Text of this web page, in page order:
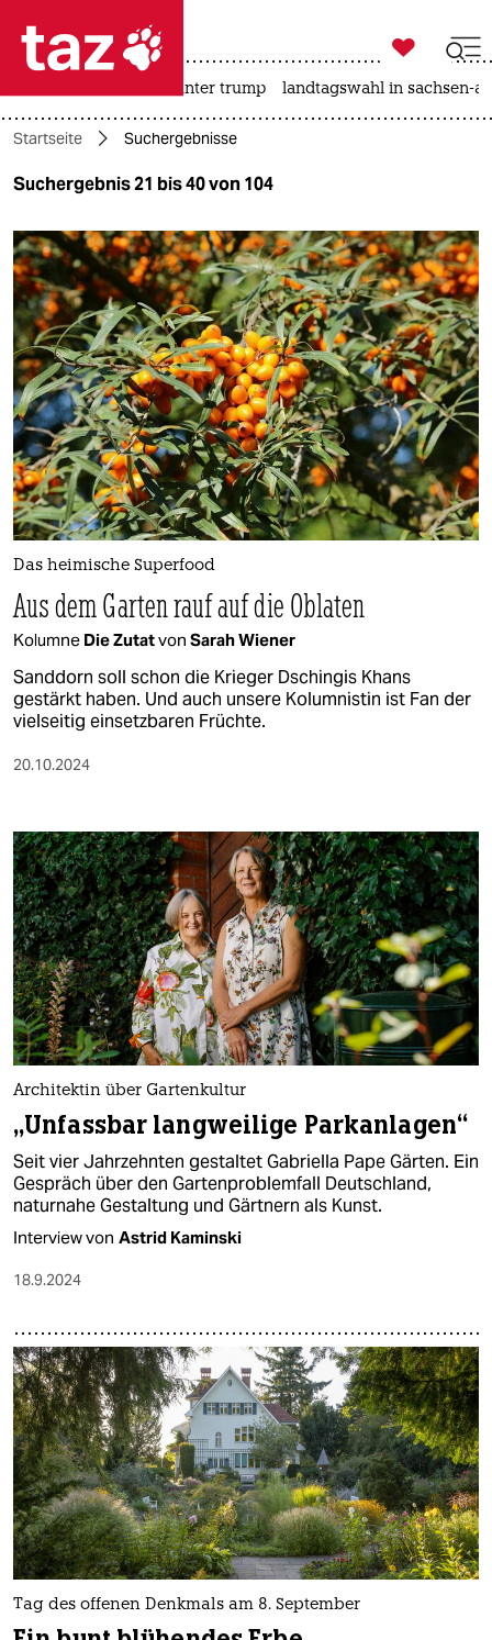
 taz zahl ich
taz zahl ich
themen
politik
öko
gesellschaft
kultur
sport
berlin
nord
wahrheit
verlag
verlag
veranstaltungen
shop
unterstützen
abo
genossenschaft
epaper login

taz zahl ich
usa unter trump landtagswahl in sachsen-
Startseite Suchergebnisse
Suchergebnis 21 bis 40 von 104
Das heimische Superfood
Aus dem Garten rauf auf die Oblaten
Kolumne Die Zutatvon Sarah Wiener
Sanddorn soll schon die Krieger Dschingis Khans
gestärkt haben. Und auch unsere Kolumnistin ist Fan der
vielseitig einsetzbaren Früchte.
20.10.2024
Architektin über Gartenkultur
„Unfassbar langweilige Parkanlagen“
Seit vier Jahrzehnten gestaltet Gabriella Pape Gärten. Ein
Gespräch über den Gartenproblemfall Deutschland,
naturnahe Gestaltung und Gärtnern als Kunst.
Interview von Astrid Kaminski
18.9.2024
Tag des offenen Denkmals am 8. September